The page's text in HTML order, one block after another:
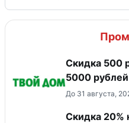
Скидка 500
5000 рублей
До 31 августа,
Скидка 20%